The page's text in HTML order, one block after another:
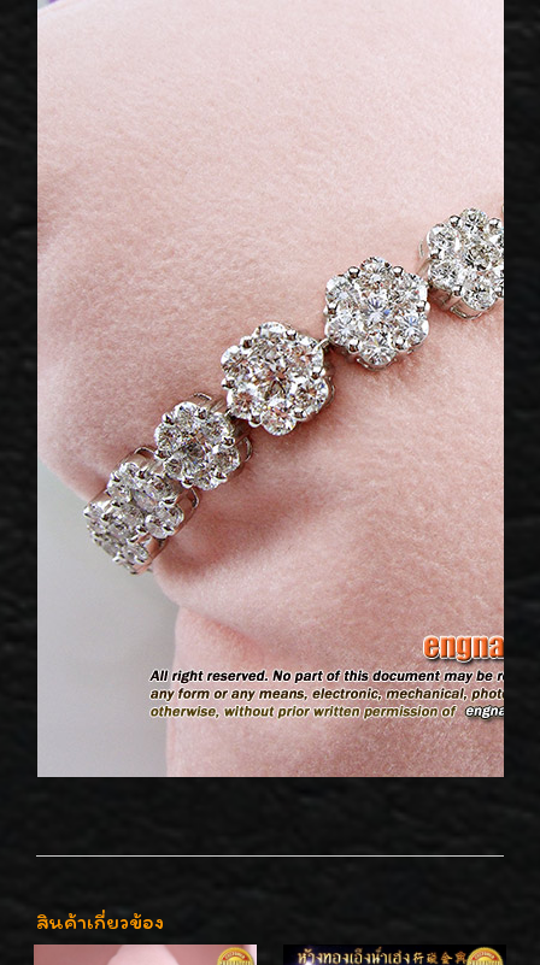
สินค้าเกี่ยวข้อง